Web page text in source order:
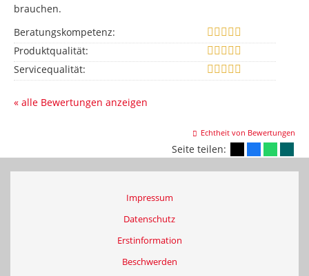
brauchen.
Beratungskompetenz:
Produktqualität:
Servicequalität:
« alle Bewertungen anzeigen
Echtheit von Bewertungen
Seite teilen:
Impressum
Datenschutz
Erstinformation
Beschwerden